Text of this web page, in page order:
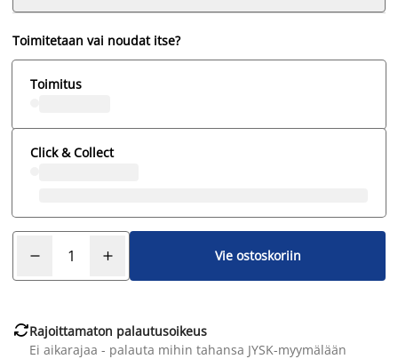
Toimitetaan vai noudat itse?
Toimitus
Click & Collect
Vie ostoskoriin
Rajoittamaton palautusoikeus
Ei aikarajaa - palauta mihin tahansa JYSK-myymälään